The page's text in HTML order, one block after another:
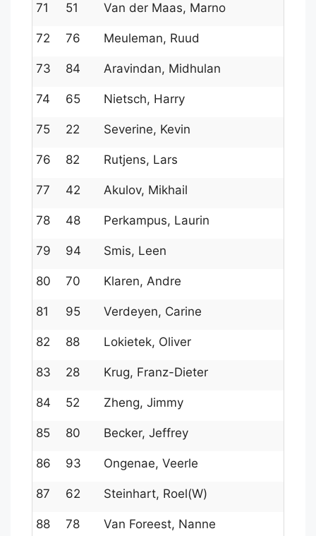
71 51 Van der Maas, Marno
72 76 Meuleman, Ruud
73 84 Aravindan, Midhulan
74 65 Nietsch, Harry
75 22 Severine, Kevin
76 82 Rutjens, Lars
77 42 Akulov, Mikhail
78 48 Perkampus, Laurin
79 94 Smis, Leen
80 70 Klaren, Andre
81 95 Verdeyen, Carine
82 88 Lokietek, Oliver
83 28 Krug, Franz-Dieter
84 52 Zheng, Jimmy
85 80 Becker, Jeffrey
86 93 Ongenae, Veerle
87 62 Steinhart, Roel(W)
88 78 Van Foreest, Nanne